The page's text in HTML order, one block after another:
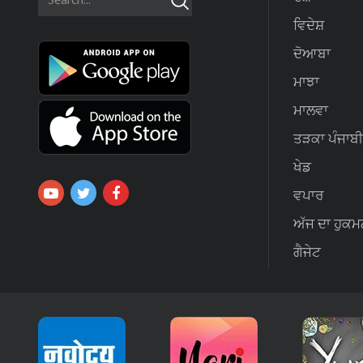
ਵਿਦੇਸ਼
ਦੋਆਬਾ
ਮਾਝਾ
ਮਾਲਵਾ
ਤੜਕਾ ਪੰਜਾਬੀ
ਖੇਡ
ਵਪਾਰ
ਅੱਜ ਦਾ
ਗੈਜੇਟ